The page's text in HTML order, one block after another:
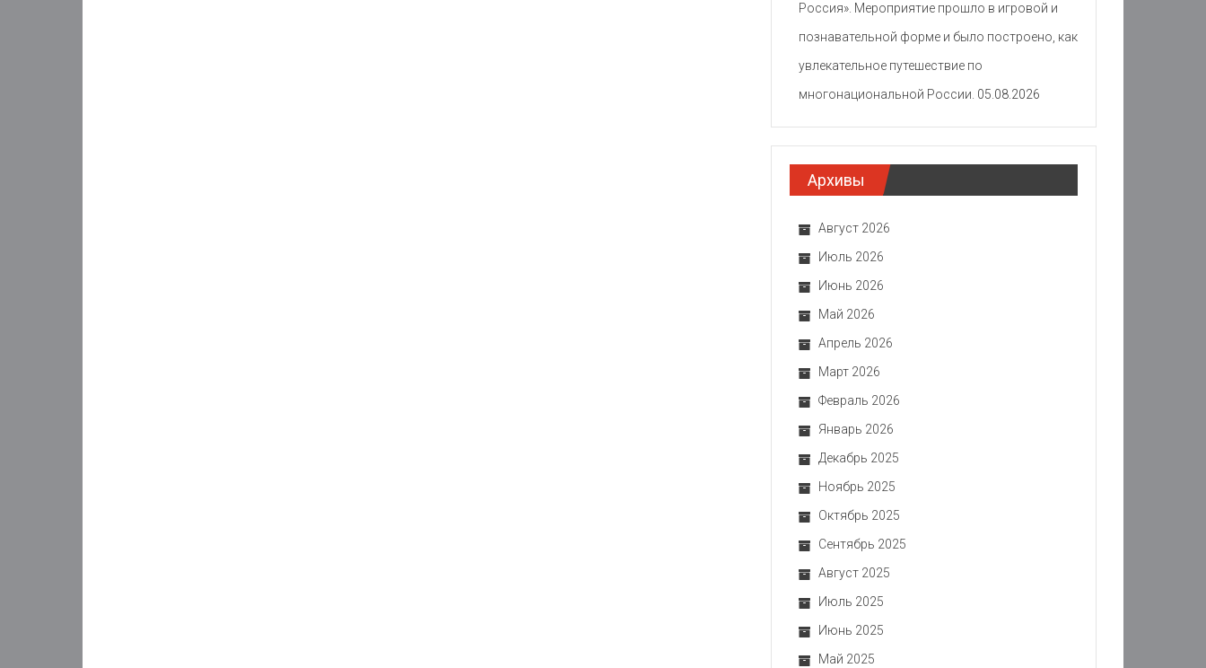
Россия». Мероприятие прошло в игровой и
познавательной форме и было построено, как
увлекательное путешествие по
многонациональной России. 05.08.2026
Архивы
Август 2026
Июль 2026
Июнь 2026
Май 2026
Апрель 2026
Март 2026
Февраль 2026
Январь 2026
Декабрь 2025
Ноябрь 2025
Октябрь 2025
Сентябрь 2025
Август 2025
Июль 2025
Июнь 2025
Май 2025